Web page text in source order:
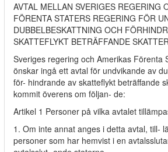
AVTAL MELLAN SVERIGES REGERING
FÖRENTA STATERS REGERING FÖR
DUBBELBESKATTNING OCH
SKATTEFLYKT BETRÄFFANDE
Sveriges regering och Amerikas Förenta
önskar ingå ett avtal för undvikande av
för- hindrande av skatteflykt beträffande
kommit överens om följan- de:
Artikel 1 Personer på vilka avtalet
1. Om inte annat anges i detta avtal, till-
personer som har hemvist i en